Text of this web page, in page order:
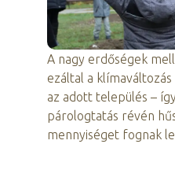
A nagy erdőségek
ezáltal a
az adott település –
párologtatás révén
mennyiséget fognak